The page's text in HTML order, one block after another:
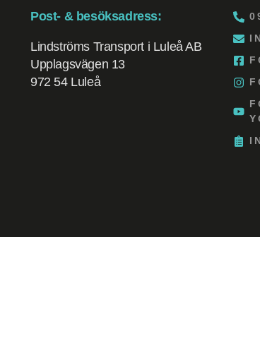
Post- & besöksadress:
Lindströms Transport i Luleå AB
Upplagsvägen 13
972 54 Luleå